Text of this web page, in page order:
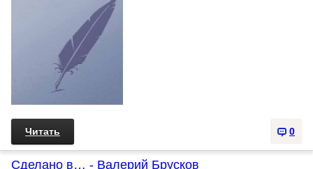
0
Читать
Сделано в… - Валерий Брусков